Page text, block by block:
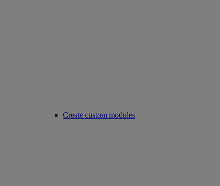
Create custom modules